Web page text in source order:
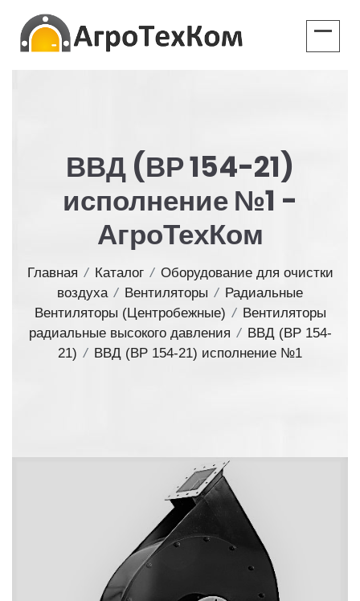
ВВД (ВР 154-21)
исполнение №1 -
АгроТехКом
Главная / Каталог / Оборудование для очистки
воздуха / Вентиляторы / Радиальные
Вентиляторы (Центробежные) / Вентиляторы
радиальные высокого давления / ВВД (ВР 154-
21) / ВВД (ВР 154-21) исполнение №1